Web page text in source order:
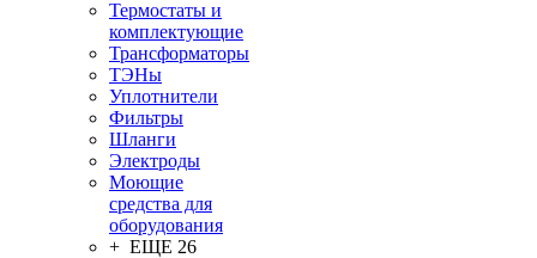
Термостаты и
комплектующие
Трансформаторы
ТЭНы
Уплотнители
Фильтры
Шланги
Электроды
Моющие
средства для
оборудования
+ ЕЩЕ 26